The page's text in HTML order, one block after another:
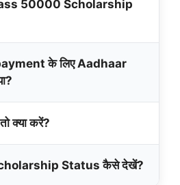
50000 Scholarship
के लिए Aadhaar
क्या करें?
Status कैसे देखें?